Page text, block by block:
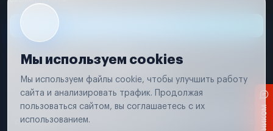
Условия использования
Вся информация, представленная на сайте, носит исключительно
соответствии с положениями статьи 437 (п. 2) Гражданского кодекса
Мы используем cookies
Мы используем файлы cookie, чтобы улучшить работу
сайта и анализировать трафик. Продолжая
пользоваться сайтом, вы соглашаетесь с их
использованием.